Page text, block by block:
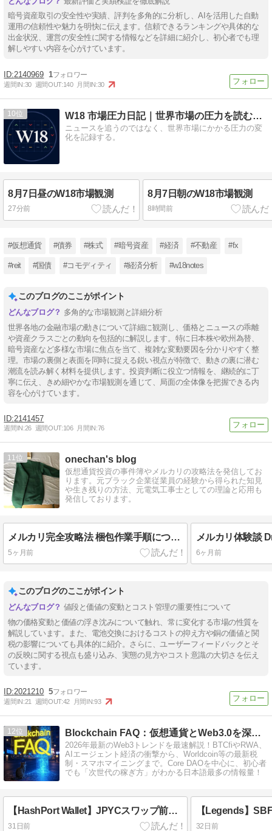
暗号資産取引の安全性や実績、評判を多角的に分析し、AIを活用した自動
運用の信頼性や魅力を明快に伝えます。信頼できるランキングや具体的な
出金状況、運営の安全性に関する情報などを詳細に紹介し、初心者でも理
解しやすい内容を心がけています。
2140969 1
週間IN:30 週間OUT:140 月間IN:30
10 W18 市場圧力日記｜世界市場の圧力を読む観測メモ
ニュースを追うのではなく、世界市場にかかる圧力の変
化を記録する。
8月7日昼のW18市場観測
27分前
8月7日朝のW18市場観測
8時間前
#仮想通貨 #債券 #株式 #暗号資産 #経済 #不動産 #fx
#reit #国債 #コモディティ #経済分析 #w18notes
このブログのここがポイント
多角的な市場観測と詳細分析
世界各地の金融市場の動きについて詳細に観測し、価格とニュースの乖離
や資産クラスごとの動向を包括的に解説します。特に日本株や欧州為替、
暗号資産など多様な市場に焦点を当て、複雑な変動要因を分かりやすく整
理。市場の裏側と表面を同時に捉える鋭い視点が特徴で、動きの裏に潜む
潮流を読み解く材料を提供します。投資判断に役立つ情報を、継続的に丁
寧に伝え、きめ細やかな市場観測を通じて、局面の全体像を把握できる内
容を心がけています。
2141457
週間IN:26 週間OUT:106 月間IN:76
11 onechan's blog
仮想通貨投資の事件簿やメルカリの攻略法を発信してお
ります。元ブラック企業従業員の経験から得られた知見
や生き残りの方法、元電気工事士としての理論と応用も
発信しております。
メルカリ完全攻略法 梱包作業手順について パーカー スウェットの例
5ヶ月前 6ヶ月前
このブログのここがポイント
値段と価値の変動とコスト管理の重要性について
物の価格変動と価値の浮き沈みについて触れ、常に変化する市場の性質を
解説しています。また、電池交換におけるコストの抑え方や銅の価値と関
税の影響についても具体的に紹介。さらに、ユーザーフィードバックとそ
の反映に関する視点も盛り込み、実態の見方やコスト意識の大切さを伝え
ています。
2021210 5
週間IN:21 週間OUT:42 月間IN:93
12 Blockchain FAQ：仮想通貨とWeb3.0を深掘り
2026年最新のWeb3トレンドを最速解説！BTCfiやRWA、
AIエージェント経済の衝撃から、Worldcoin等の最新税
制・スマホマイニングまで。Core DAOを中心に、初心者
でも「次世代の稼ぎ方」がわかる日本語最多の情報量！
【HashPort Wallet】JPYCスワップ前に知るべき4つの隠れたリスクと税務の罠
31日前 32日前